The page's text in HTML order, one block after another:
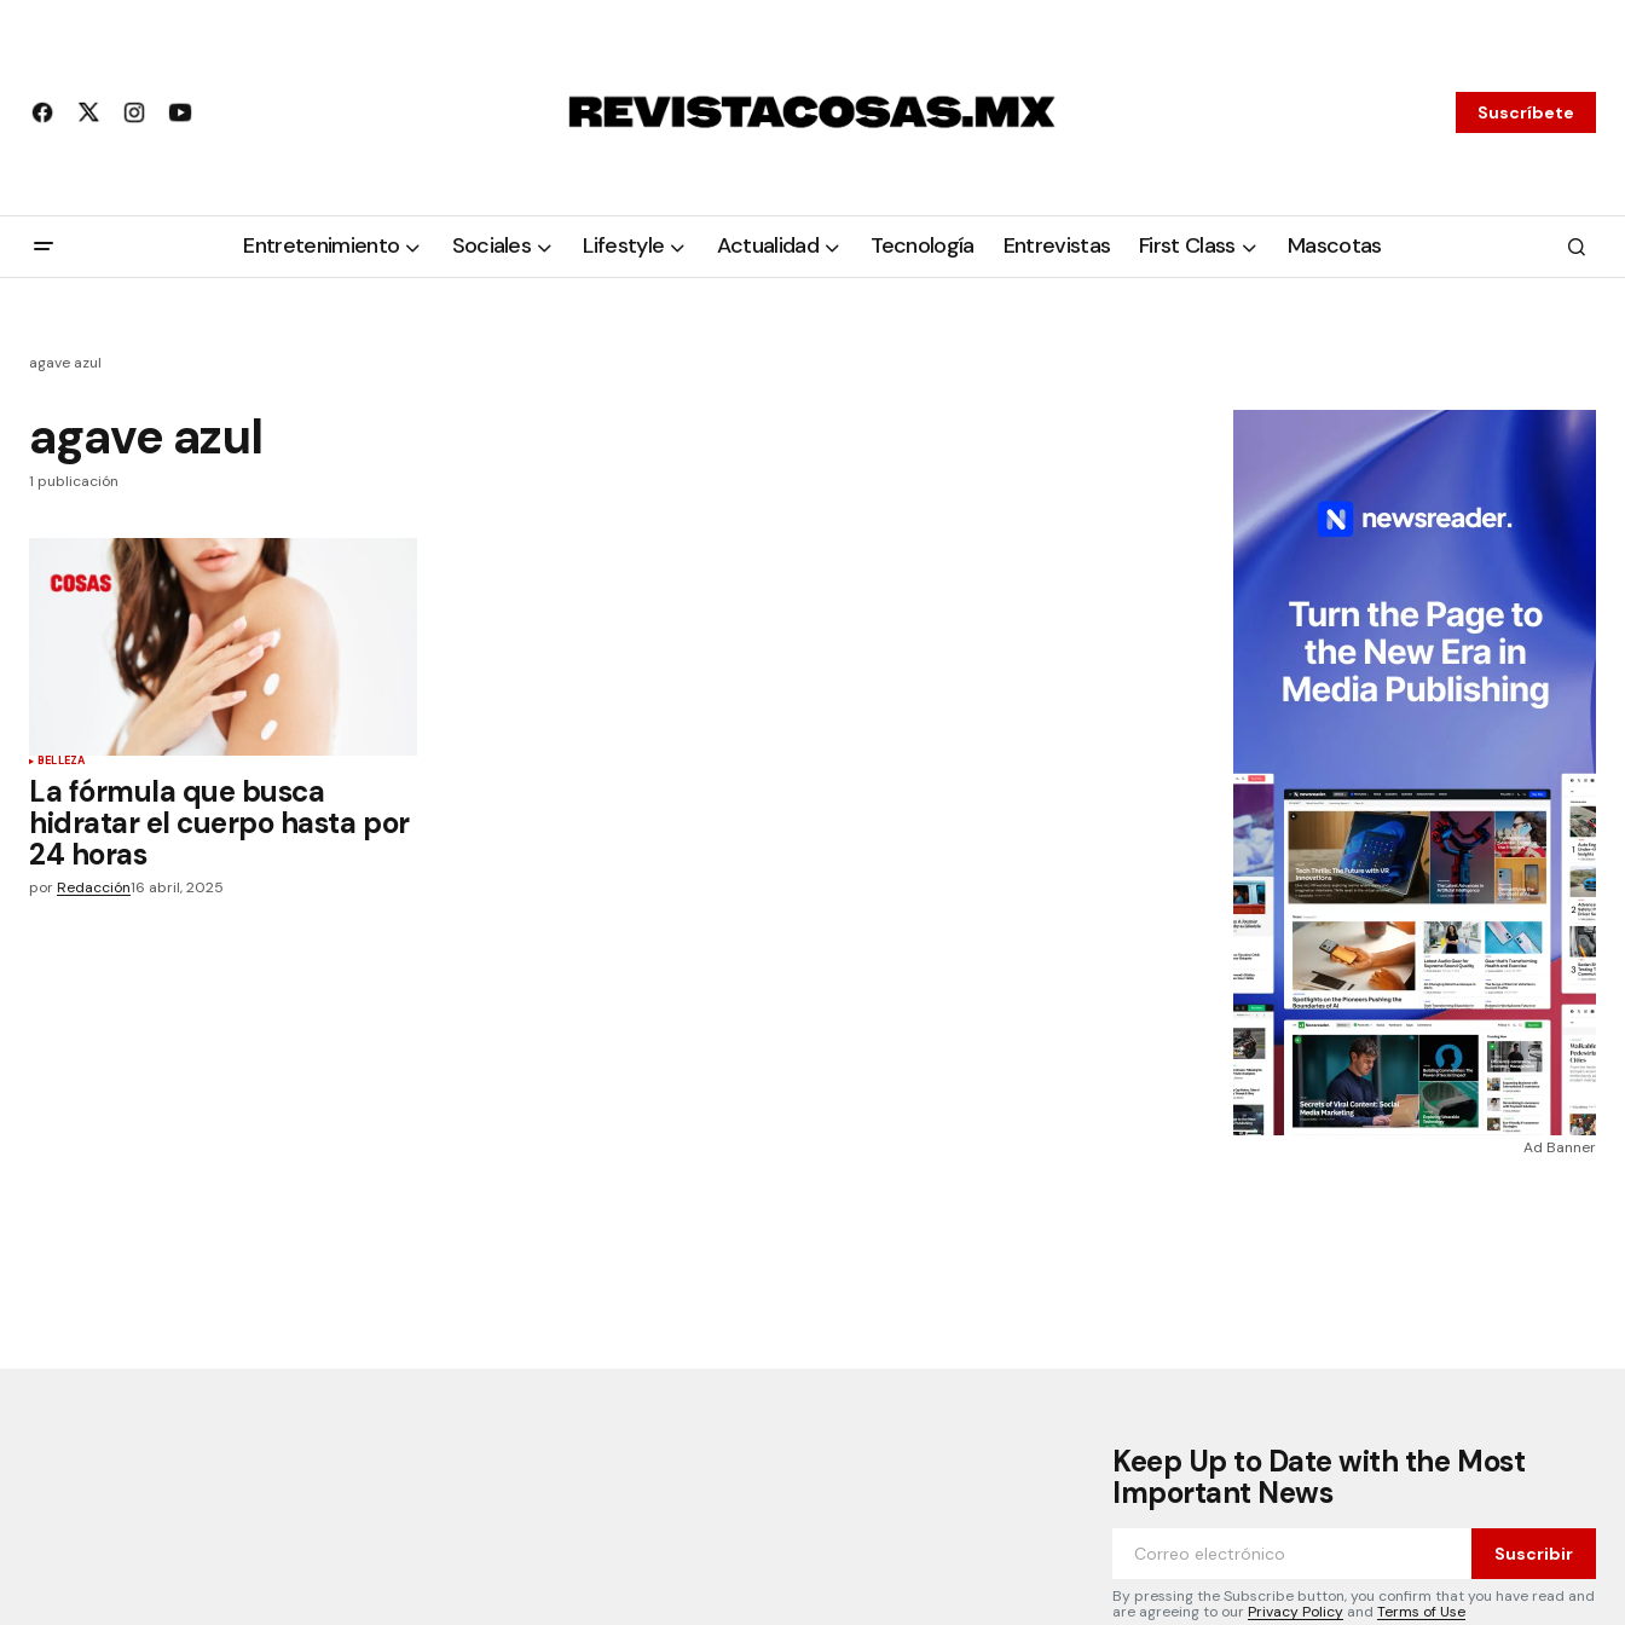
Suscríbete
Entretenimiento Sociales Lifestyle Actualidad Tecnología Entrevistas First Class Mascotas
agave azul
agave azul
1 publicación
BELLEZA
La fórmula que busca
hidratar el cuerpo hasta por
24 horas
porRedacción16 abril, 2025
Ad Banner
Keep Up to Date with the Most
Important News
Suscribir
By pressing the Subscribe button, you confirm that you have read and
are agreeing to ourPrivacy Policy and Terms of Use